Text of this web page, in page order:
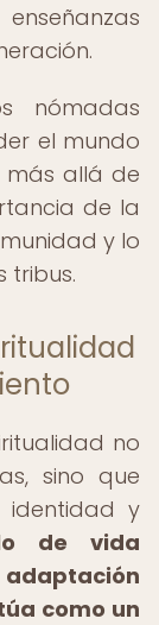
nómadas
el mundo
allá de
de la
y lo
tribus.
no
sino que
identidad y
de vida
como un